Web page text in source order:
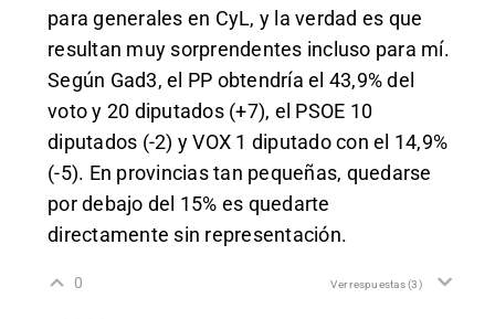
para generales en CyL, y la verdad es que
resultan muy sorprendentes incluso para mí.
Según Gad3, el PP obtendría el 43,9% del
voto y 20 diputados (+7), el PSOE 10
diputados (-2) y VOX 1 diputado con el 14,9%
(-5). En provincias tan pequeñas, quedarse
por debajo del 15% es quedarte
directamente sin representación.
0 Ver respuestas(3)